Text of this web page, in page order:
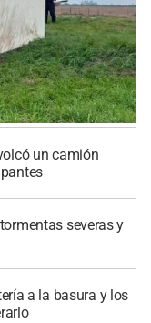
un camión
severas y
a la basura y los